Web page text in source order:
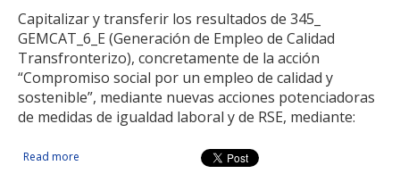
Capitalizar y transferir los resultados de 345_
GEMCAT_6_E (Generación de Empleo de Calidad
Transfronterizo), concretamente de la acción
“Compromiso social por un empleo de calidad y
sostenible”, mediante nuevas acciones potenciadoras
de medidas de igualdad laboral y de RSE, mediante:
Read more about Capitalización de GEMCAT promoviendo medidas de
igualdad laboral y RSE en empresas para potenciar la